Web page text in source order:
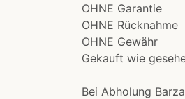
OHNE Garantie
OHNE Rücknahme
OHNE Gewähr
Gekauft wie
Bei Abholung